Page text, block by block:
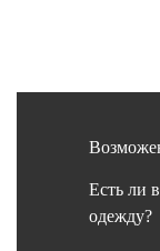
Есть ли
одежду?